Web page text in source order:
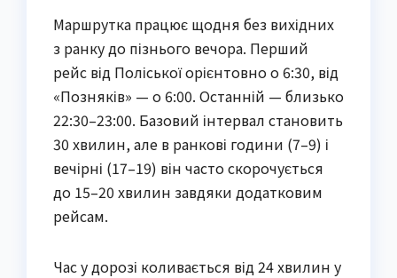
Маршрутка працює щодня без вихідних
з ранку до пізнього вечора. Перший
рейс від Поліської орієнтовно о 6:30, від
«Позняків» — о 6:00. Останній — близько
22:30–23:00. Базовий інтервал становить
30 хвилин, але в ранкові години (7–9) і
вечірні (17–19) він часто скорочується
до 15–20 хвилин завдяки додатковим
рейсам.
Час у дорозі коливається від 24 хвилин у